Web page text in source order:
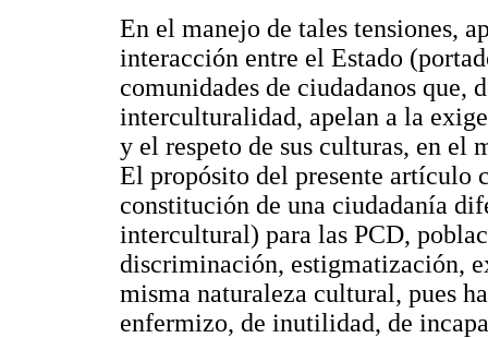
En el manejo de tales tensiones,
interacción entre el Estado
comunidades de ciudadanos
interculturalidad, apelan a la
y el respeto de sus culturas, en el
El propósito del presente artículo
constitución de una ciudadanía
intercultural) para las PCD,
discriminación, estigmatización,
misma naturaleza cultural, pues
enfermizo, de inutilidad, de